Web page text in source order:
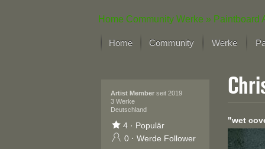
Home Community Werke » Paintboard
Home Community Werke
Der letzte
Alle Fokus-
Fokus-
Neue Werke
Artist Memberseit 2019
3 Werke
Deutschland
4· Populär
0 · Werde Follower
"wet